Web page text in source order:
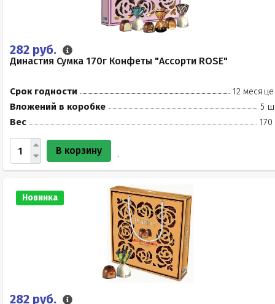
282 руб.
Династия Сумка 170г Конфеты "Ассорти ROSE"
Срок годности
12
Вложений в коробке
5
Вес
170
В корзину
Новинка
282 руб.